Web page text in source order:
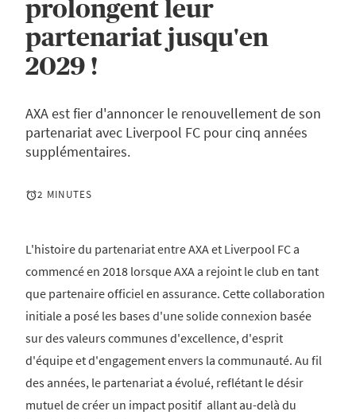
prolongent leur
partenariat jusqu'en
2029 !
AXA est fier d'annoncer le renouvellement de son
partenariat avec Liverpool FC pour cinq années
supplémentaires.
2 MINUTES
L'histoire du partenariat entre AXA et Liverpool FC a
commencé en 2018 lorsque AXA a rejoint le club en tant
que partenaire officiel en assurance. Cette collaboration
initiale a posé les bases d'une solide connexion basée
sur des valeurs communes d'excellence, d'esprit
d'équipe et d'engagement envers la communauté. Au fil
des années, le partenariat a évolué, reflétant le désir
mutuel de créer un impact positif allant au-delà du